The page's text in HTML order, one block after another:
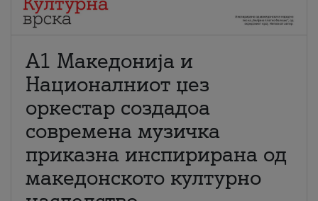
А1 Македонија и
Националниот џез
оркестар создадоа
современа музичка
приказна инспирирана од
македонското културно